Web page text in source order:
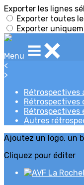
Exporter les lignes
Exporter toutes
Exporter
Menu
<
>
Rétrospectives
Rétrospectives
Rétrospectives
Autres
Ajoutez un logo, un
Cliquez pour éditer